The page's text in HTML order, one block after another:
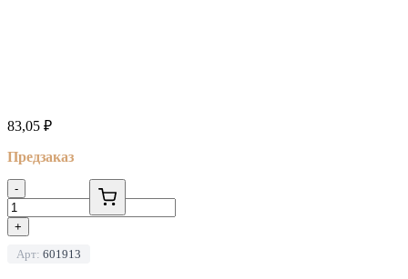
83,05 ₽
Предзаказ
-
+
Арт: 601913